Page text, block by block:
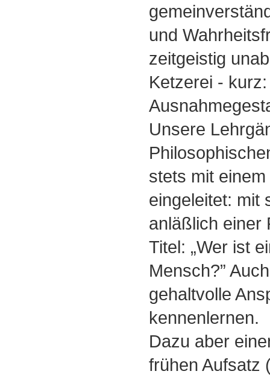
und
zeitgeistig
Ketzerei -
Unsere
stets mit
eingeleitet: mit
anläßlich einer
Titel: „Wer ist
Mensch?”
gehaltvolle
kennenlernen.
Dazu aber
frühen Aufsatz